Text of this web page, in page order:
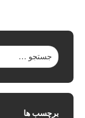
برچسب ها